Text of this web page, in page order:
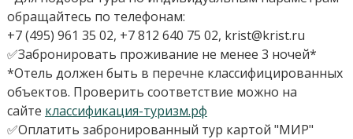
обращайтесь по телефонам:
+7 (495) 961 35 02, +7 812 640 75 02, krist@krist.ru
✅Забронировать проживание не менее 3 ночей*
*Отель должен быть в перечне классифицированных
объектов. Проверить соответствие можно на
сайте классификация-туризм.рф
✅Оплатить забронированный тур картой "МИР"